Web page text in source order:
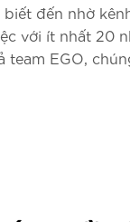
đến nhờ
với ít nhất
EGO,